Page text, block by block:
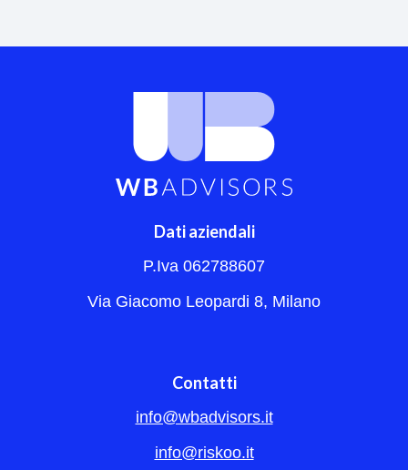
Dati aziendali
P.Iva 062788607
Via Giacomo Leopardi 8, Milano
Contatti
info@wbadvisors.it
info@riskoo.it